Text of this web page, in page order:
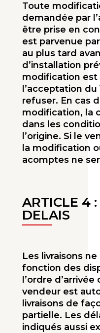
Toute
demandée par
être prise en
est parvenue
au plus tard
d’installation
modification est
l’acceptation
refuser. En cas
modification, la
dans les
l’origine. Si le
la modification
acomptes ne
ARTICLE 4
DELAIS
Les livraisons
fonction des
l’ordre
vendeur est
livraisons de
partielle. Les
indiqués aussi